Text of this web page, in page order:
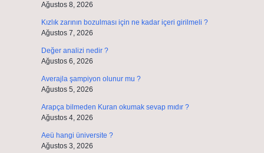
Ağustos 8, 2026
Kızlık zarının bozulması için ne kadar içeri girilmeli ?
Ağustos 7, 2026
Değer analizi nedir ?
Ağustos 6, 2026
Averajla şampiyon olunur mu ?
Ağustos 5, 2026
Arapça bilmeden Kuran okumak sevap mıdır ?
Ağustos 4, 2026
Aeü hangi üniversite ?
Ağustos 3, 2026